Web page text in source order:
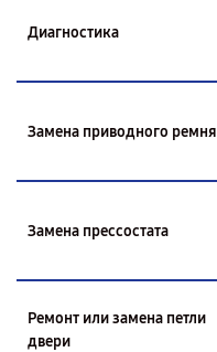
Диагностика
Замена приводного ремня
Замена прессостата
Ремонт или замена петли
двери